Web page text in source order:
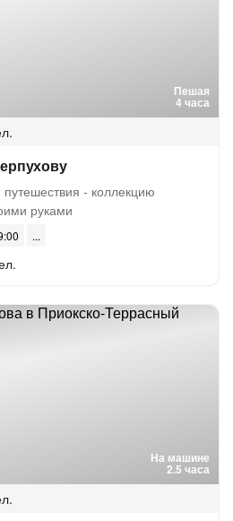
Пешая
4 часа
- коллекцию
руками
На машине
2.5 часа